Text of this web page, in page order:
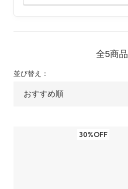
全5商品
並び替え：
30%OFF